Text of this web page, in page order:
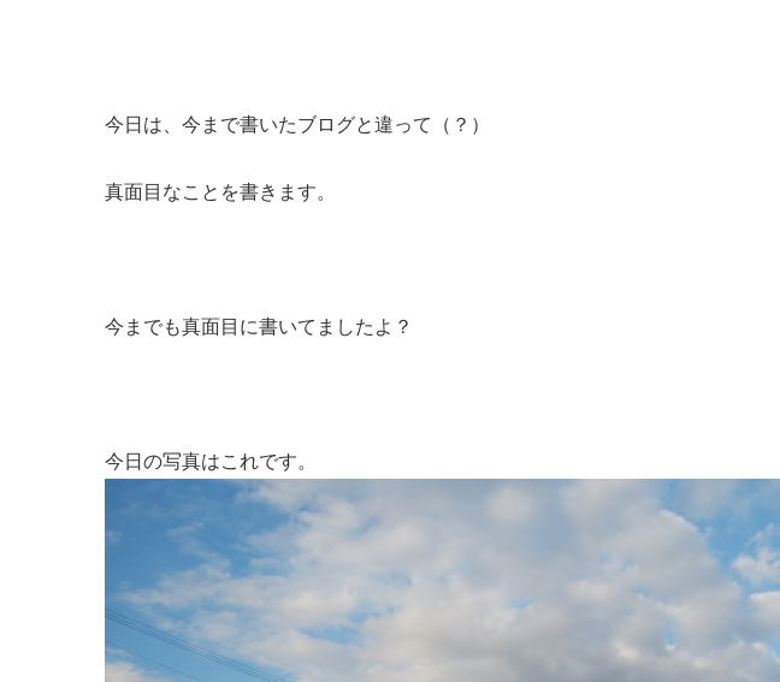
今日は、今まで書いたブログと違って（？）
真面目なことを書きます。
今までも真面目に書いてましたよ？
今日の写真はこれです。